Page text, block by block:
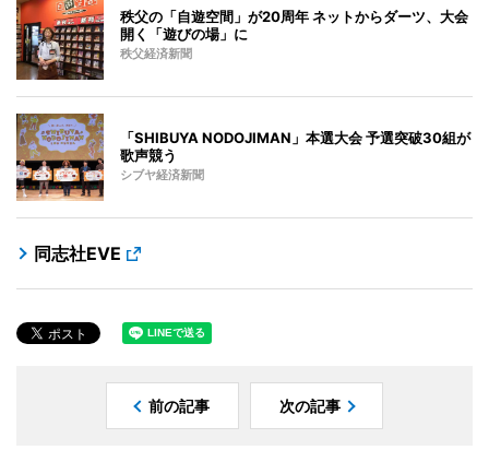
秩父の「自遊空間」が20周年 ネットからダーツ、大会
開く「遊びの場」に
秩父経済新聞
「SHIBUYA NODOJIMAN」本選大会 予選突破30組が
歌声競う
シブヤ経済新聞
同志社EVE
前の記事 次の記事